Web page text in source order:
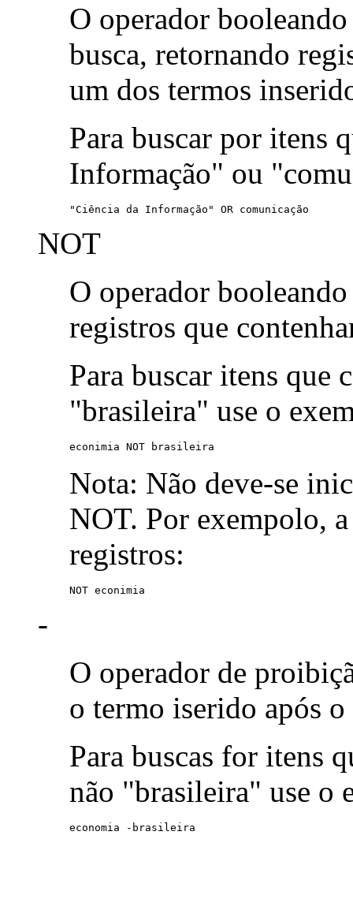
O operador
busca, retornando
um dos termos
Para buscar por itens
Informação" ou
"Ciência da Informação" OR comunicação
NOT
O operador
registros que
Para buscar itens que
"brasileira" use o
econimia NOT brasileira
Nota: Não deve-se
NOT. Por exempolo,
registros:
NOT econimia
-
O operador de
o termo iserido após o
Para buscas for itens
não "brasileira" use o
economia -brasileira